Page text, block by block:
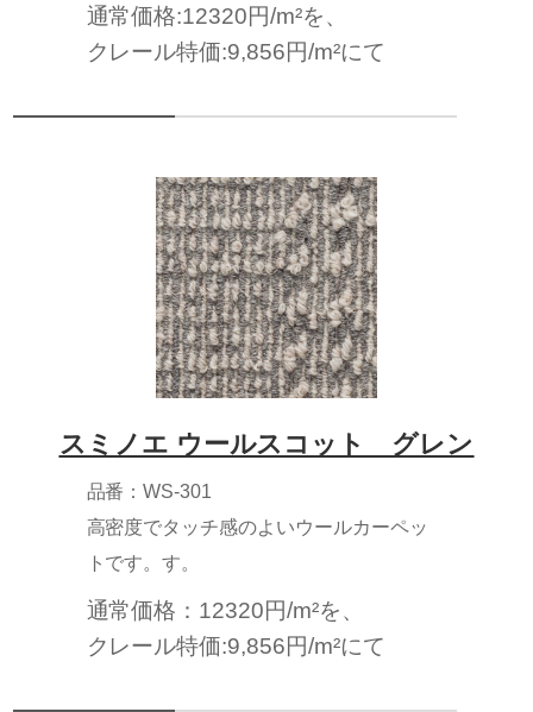
通常価格:12320円/m²を、
クレール特価:9,856円/m²にて
スミノエ ウールスコット グレン
品番：WS-301
高密度でタッチ感のよいウールカーペッ
トです。す。
通常価格：12320円/m²を、
クレール特価:9,856円/m²にて